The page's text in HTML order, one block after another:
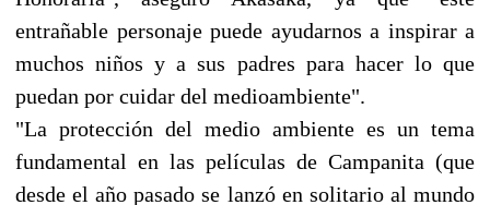
entrañable personaje puede ayudarnos a inspirar a
muchos niños y a sus padres para hacer lo que
puedan por cuidar del medioambiente".
"La protección del medio ambiente es un tema
fundamental en las películas de Campanita (que
desde el año pasado se lanzó en solitario al mundo